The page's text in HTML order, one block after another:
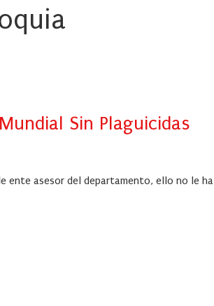
Sin Plaguicidas
ente asesor del departamento, ello no le ha